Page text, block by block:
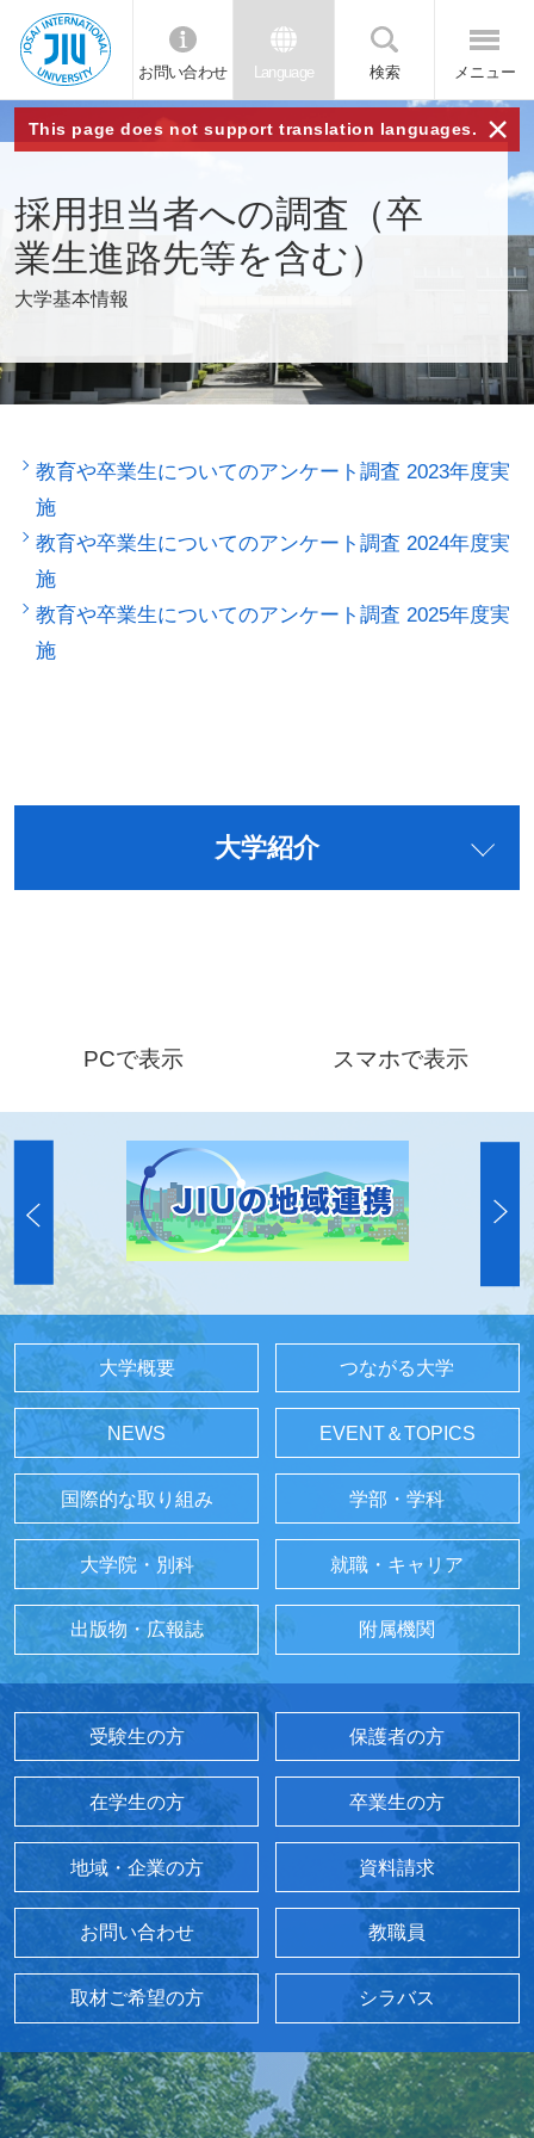
JIU 城西国
際大学
お問い合わせ Language 検索 メニュー
This page does not support translation languages. ×
採用担当者への調査（卒
業生進路先等を含む）
大学基本情報
教育や卒業生についてのアンケート調査 2023年度実
施
教育や卒業生についてのアンケート調査 2024年度実
施
教育や卒業生についてのアンケート調査 2025年度実
施
大学紹介
PCで表示 スマホで表示
大学概要 つながる大学
NEWS EVENT＆TOPICS
国際的な取り組み 学部・学科
大学院・別科 就職・キャリア
出版物・広報誌 附属機関
受験生の方 保護者の方
在学生の方 卒業生の方
地域・企業の方 資料請求
お問い合わせ 教職員
取材ご希望の方 シラバス